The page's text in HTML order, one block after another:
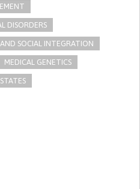
DISORDERS
SOCIAL INTEGRATION
MEDICAL GENETICS